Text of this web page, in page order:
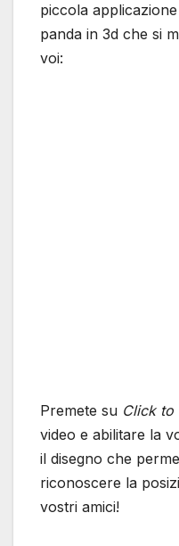
piccola
panda in 3d che si
voi:
Premete su Click to
video e abilitare la
il disegno che
riconoscere la
vostri amici!